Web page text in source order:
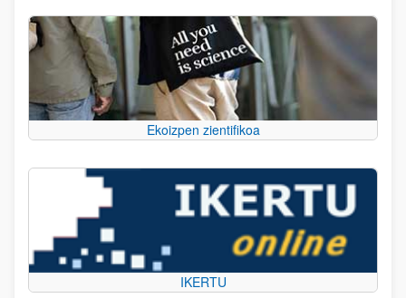
Ekoizpen zientifikoa
IKERTU